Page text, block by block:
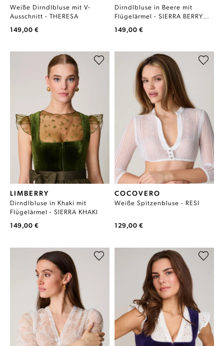
Weiße Dirndlbluse mit V-
Ausschnitt - THERESA
149,00 €
Dirndlbluse in Beere mit
Flügelärmel - SIERRA BERRY
149,00 €
LIMBERRY
Dirndlbluse in Khaki mit
Flügelärmel - SIERRA KHAKI
149,00 €
COCOVERO
Weiße Spitzenbluse - RESI
129,00 €